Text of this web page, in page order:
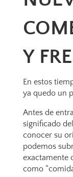
Y
En estos
ya quedo un
Antes de
significado
conocer su
podemos
exactamente
como